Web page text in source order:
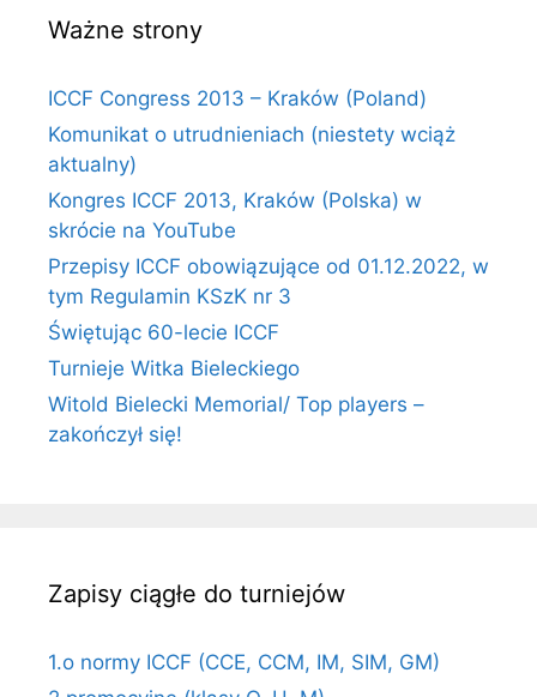
Ważne strony
ICCF Congress 2013 – Kraków (Poland)
Komunikat o utrudnieniach (niestety wciąż
aktualny)
Kongres ICCF 2013, Kraków (Polska) w
skrócie na YouTube
Przepisy ICCF obowiązujące od 01.12.2022, w
tym Regulamin KSzK nr 3
Świętując 60-lecie ICCF
Turnieje Witka Bieleckiego
Witold Bielecki Memorial/ Top players –
zakończył się!
Zapisy ciągłe do turniejów
1.o normy ICCF (CCE, CCM, IM, SIM, GM)